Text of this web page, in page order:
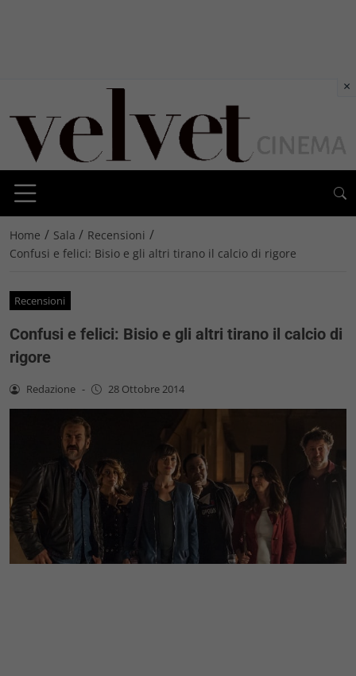
Home / Sala / Recensioni /
Confusi e felici: Bisio e gli altri tirano il calcio di rigore
Recensioni
Confusi e felici: Bisio e gli altri tirano il calcio di
rigore
Redazione - 28 Ottobre 2014
×